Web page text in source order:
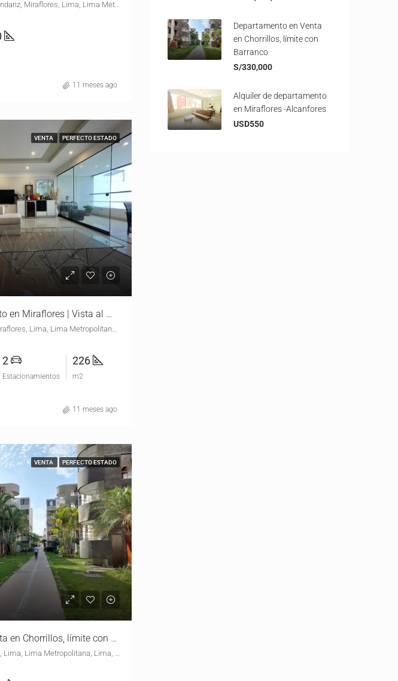
Calle Alcanfores 765, Armendariz, Miraflores, Lima, Lima Metropolitana, Lima, 15074, Perú
11 meses ago
VENTA PERFECTO ESTADO
Venta de departamento en Miraflores | Vista al mar | USD460,000.00
Malecón Cisneros 1165, Miraflores, Lima, Lima Metropolitana, Lima, 15074, Perú
2
Estacionamientos
226
m2
11 meses ago
VENTA PERFECTO ESTADO
Departamento en Venta en Chorrillos, límite con Barranco
Jirón El Universo, Chorrillos, Lima, Lima Metropolitana, Lima, 15054, Perú
Departamento en Venta
en Chorrillos, límite con
Barranco
S/330,000
Alquiler de departamento
en Miraflores -Alcanfores
USD550